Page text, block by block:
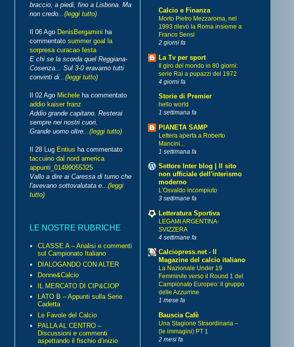
braccio, a piedi, fino a Lisbona. Ma
non credo... (leggi tutto)
Il 06 Ago DenisBergamini ha
commentato summer goal la
sorpresa curacao festa
E chi se la scorda quel Reggiana-
Cosenza... Sul 3-0 eravamo tutti
convinti di... (leggi tutto)
Il 02 Ago Michele ha commentato
addio kaiser franz
Addio grande capitano. Resterai
sempre nei nostri cuori.
Grande uomo oltre... (leggi tutto)
Il 28 Lug Entius ha commentato
taccuino dal nord america
appunti_01499055325
Vallo a dire ai Caressa di turno che
l'avevano sottovalutata e... (leggi
tutto)
LE NOSTRE RUBRICHE
CLASSE A – Analisi e commenti
sul Campionato Italiano
DIALOGANDO CON ALTER
Donne&Calcio
IL MERCATO DI CIP&CIOP
LATO B – Appunti sulla Serie
Cadetta
Le Favole del Calcio
PALLA AL CENTRO –
Discussioni e commenti
aspettando il fischio d’inizio
Calcio e Finanza
Morto Pietro Mezzaroma, nel
1993 rilevò la Roma insieme a
Franco Sensi
2 giorni fa
La Tv per sport
Il giro del mondo in 80 giorni:
serie Rai a pupazzi del 1972
4 giorni fa
Storie di Premier
hello world
1 settimana fa
PIANETA SAMP
Lettera aperta a Roberto
Mancini...
1 settimana fa
Settore Inter blog | Il sito
non ufficiale dell'interismo
moderno
L’Osvaldo incompiuto
3 settimane fa
Letteratura Sportiva
LEGAMI ARGENTINA-
SVIZZERA
4 settimane fa
Calciopress.net - Il
Magazine del calcio italiano
La Nazionale Under 19
Femminile verso il Round 1 del
Campionato Europeo: il gruppo
delle Azzurrine
1 mese fa
Bauscia Cafè
Una Stagione Straordinaria –
(le immagini) PT 1
2 mesi fa